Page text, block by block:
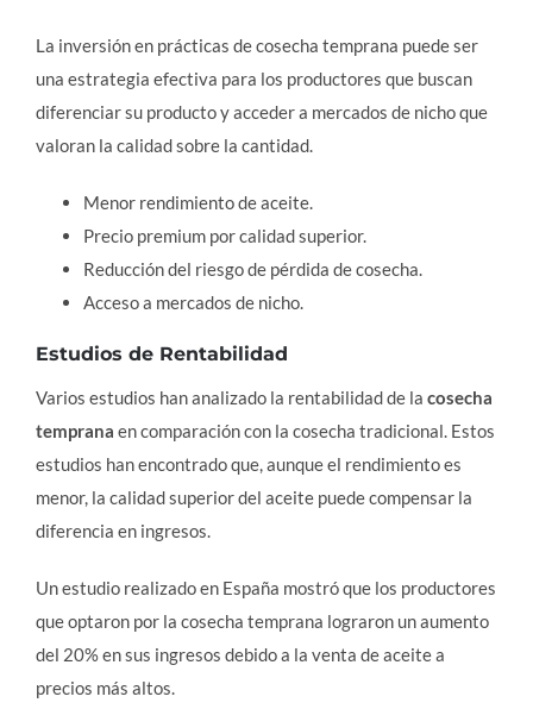
La inversión en prácticas de cosecha temprana puede ser
una estrategia efectiva para los productores que buscan
diferenciar su producto y acceder a mercados de nicho que
valoran la calidad sobre la cantidad.
Menor rendimiento de aceite.
Precio premium por calidad superior.
Reducción del riesgo de pérdida de cosecha.
Acceso a mercados de nicho.
Estudios de Rentabilidad
Varios estudios han analizado la rentabilidad de la cosecha
temprana en comparación con la cosecha tradicional. Estos
estudios han encontrado que, aunque el rendimiento es
menor, la calidad superior del aceite puede compensar la
diferencia en ingresos.
Un estudio realizado en España mostró que los productores
que optaron por la cosecha temprana lograron un aumento
del 20% en sus ingresos debido a la venta de aceite a
precios más altos.